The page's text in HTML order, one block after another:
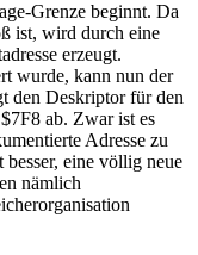
Grenze beginnt. Da
ist, wird durch eine
erzeugt.
wurde, kann nun der
den Deskriptor für den
ab. Zwar ist es
Adresse zu
besser, eine völlig neue
nämlich